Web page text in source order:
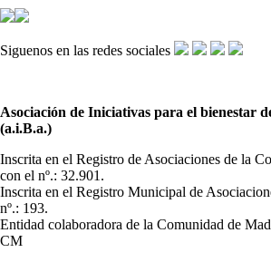
Siguenos en las redes sociales
Asociación de Iniciativas para el bienestar
(a.i.B.a.)
Inscrita en el Registro de Asociaciones de la
con el nº.: 32.901.
Inscrita en el Registro Municipal de
nº.: 193.
Entidad colaboradora de la Comunidad de
CM